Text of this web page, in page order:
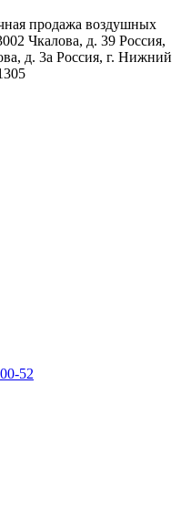
продажа воздушных
Чкалова, д. 39 Россия,
д. 3а Россия, г. Нижний
52